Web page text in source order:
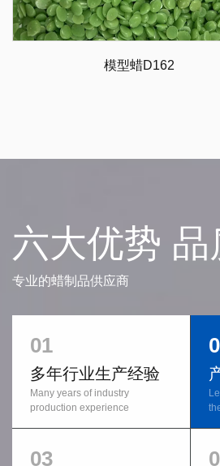
模型蜡D162
珠宝铸造蜡
修补蜡
铸造粘接蜡
精密铸造蜡
中温模型蜡
二手蜡回收
六大优势
专业的蜡制品供应商
01
多年行业生产经验
Many years of industry
production experience
03